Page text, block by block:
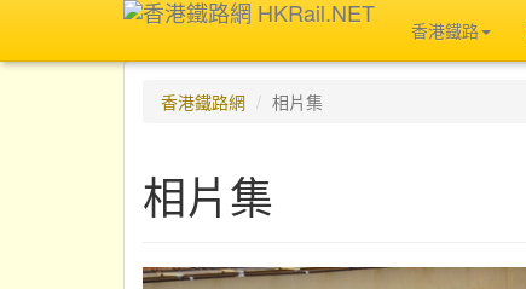
香港鐵路
香港鐵路網 相片集
相片集